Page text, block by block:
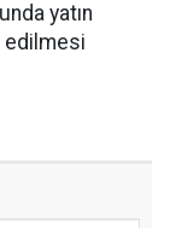
yatın
edilmesi